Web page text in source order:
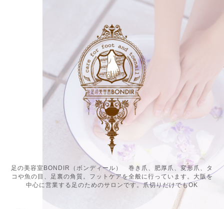
足の美容室BONDIR（ボンディール） 巻き爪、肥厚爪、変形爪、タ
コや魚の目、足裏の角質。フットケアを全般に行っています。大阪を
中心に営業する足のためのサロンです。爪切りだけでもOK